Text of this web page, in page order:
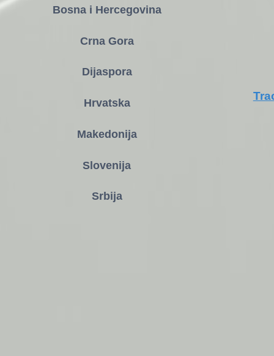
Bosna i Hercegovina
Crna Gora
Dijaspora
Hrvatska
Makedonija
Slovenija
Srbija